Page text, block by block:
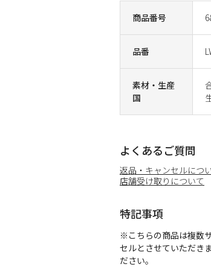
商品番号
品番
素材・生産
国
よくあるご質問
返品・キャンセルにつ
店舗受け取りについて
特記事項
※こちらの商品は複数
セルとさせていただき
ださい。